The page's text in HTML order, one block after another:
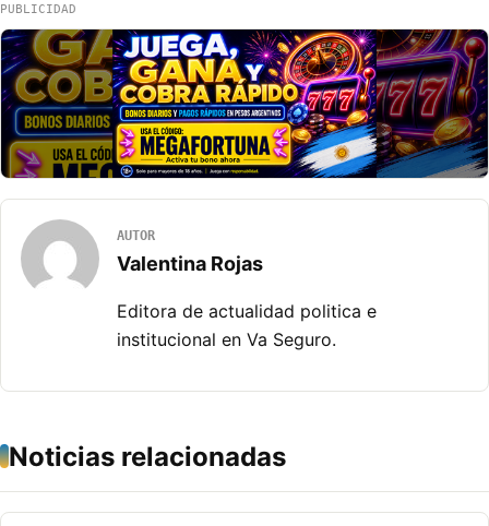
PUBLICIDAD
AUTOR
Valentina Rojas
Editora de actualidad politica e
institucional en Va Seguro.
Noticias relacionadas